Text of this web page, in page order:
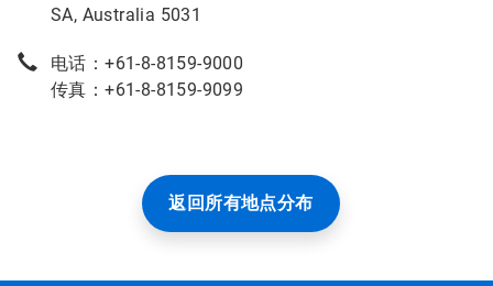
SA, Australia 5031
电话：+61-8-8159-9000
传真：+61-8-8159-9099
返回所有地点分布